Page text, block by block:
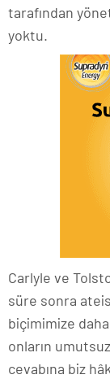
tarafından
yoktu.
Carlyle ve
süre sonra
biçimimize
onların
cevabına biz